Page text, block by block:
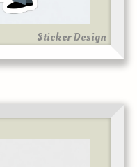
Sticker Design